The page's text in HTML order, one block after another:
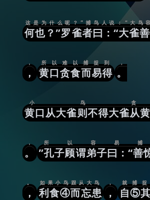
何也？”罗雀者曰：“大雀
这是为什么呢？”捕鸟人说：“大鸟
，
，
黄口贪食而易得
所以难以捕捉到
。
，
黄口从大雀则不得大雀从
小鸟贪
。
，
”孔子顾谓弟子曰：“
所以容易
，
。
利食④而忘患
如果小鸟跟从大鸟
，
，
自⑤
就捕